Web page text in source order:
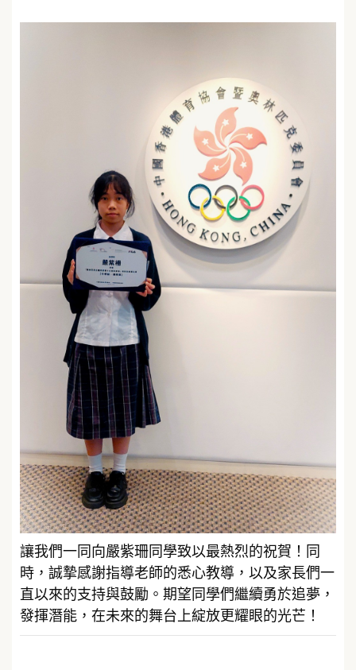
讓我們一同向嚴紫珊同學致以最熱烈的祝賀！同
時，誠摯感謝指導老師的悉心教導，以及家長們一
直以來的支持與鼓勵。期望同學們繼續勇於追夢，
發揮潛能，在未來的舞台上綻放更耀眼的光芒！